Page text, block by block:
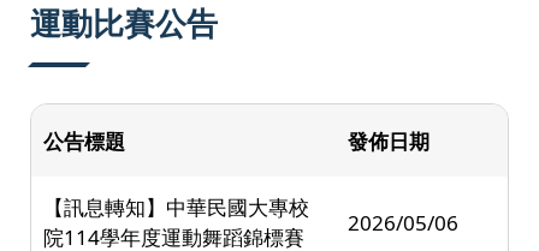
運動比賽公告
公告標題 發佈日期
【訊息轉知】中華民國大專校
院114學年度運動舞蹈錦標賽
2026/05/06